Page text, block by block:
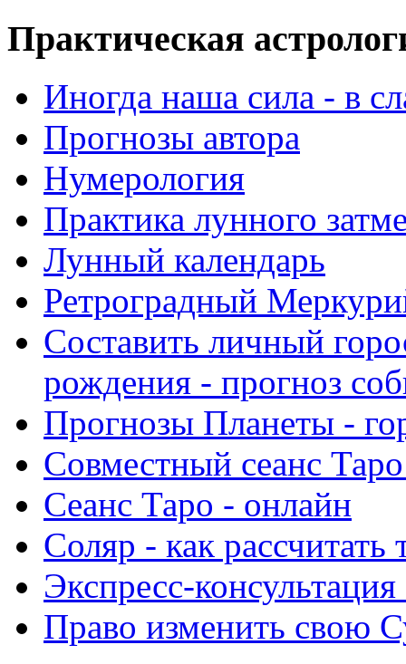
Практическая
Иногда наша сила - в
Прогнозы автора
Нумерология
Практика лунного
Лунный календарь
Ретроградный
Составить личный
рождения - прогноз
Прогнозы Планеты -
Совместный сеанс
Сеанс Таро - онлайн
Соляр - как
Экспресс-
Право изменить свою